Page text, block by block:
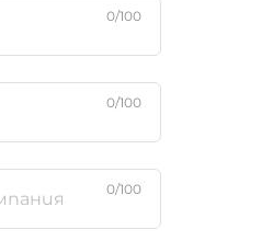
0/100
0/100
0/100